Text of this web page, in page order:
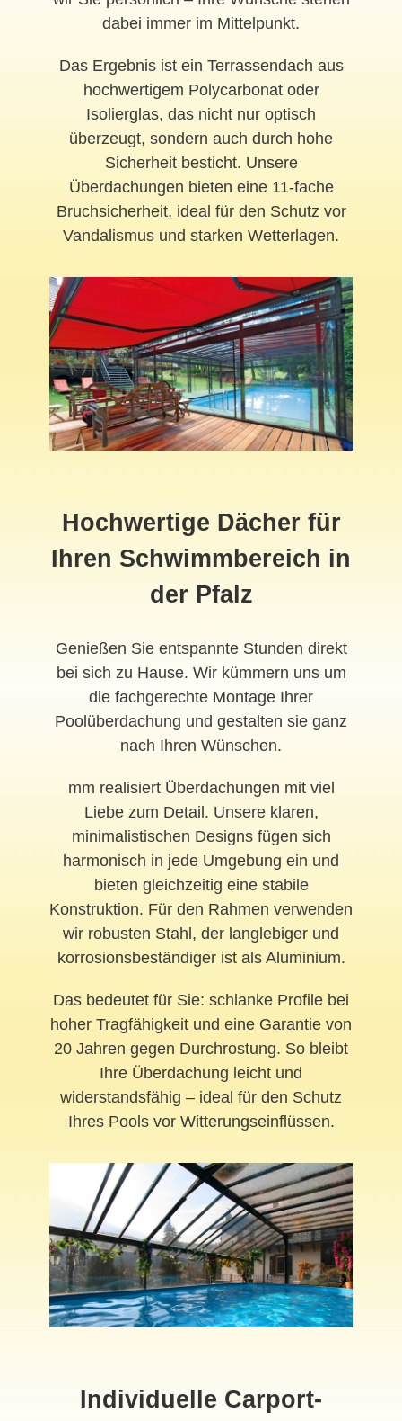
dabei immer im Mittelpunkt.
Das Ergebnis ist ein Terrassendach aus
hochwertigem Polycarbonat oder
Isolierglas, das nicht nur optisch
überzeugt, sondern auch durch hohe
Sicherheit besticht. Unsere
Überdachungen bieten eine 11-fache
Bruchsicherheit, ideal für den Schutz vor
Vandalismus und starken Wetterlagen.
Hochwertige Dächer für
Ihren Schwimmbereich in
der Pfalz
Genießen Sie entspannte Stunden direkt
bei sich zu Hause. Wir kümmern uns um
die fachgerechte Montage Ihrer
Poolüberdachung und gestalten sie ganz
nach Ihren Wünschen.
mm realisiert Überdachungen mit viel
Liebe zum Detail. Unsere klaren,
minimalistischen Designs fügen sich
harmonisch in jede Umgebung ein und
bieten gleichzeitig eine stabile
Konstruktion. Für den Rahmen verwenden
wir robusten Stahl, der langlebiger und
korrosionsbeständiger ist als Aluminium.
Das bedeutet für Sie: schlanke Profile bei
hoher Tragfähigkeit und eine Garantie von
20 Jahren gegen Durchrostung. So bleibt
Ihre Überdachung leicht und
widerstandsfähig – ideal für den Schutz
Ihres Pools vor Witterungseinflüssen.
Individuelle Carport-